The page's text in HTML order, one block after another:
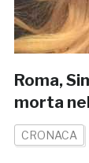
Roma,
morta
CRONACA